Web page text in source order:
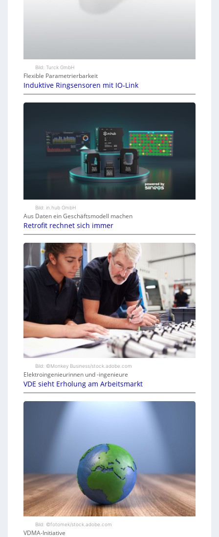
Bild: Turck GmbH
Flexible Parametrierbarkeit
Induktive Ringsensoren mit IO-Link
Bild: in.hub GmbH
Aus Daten ein Geschäftsmodell machen
Retrofit rechnet sich immer
Bild: ©Monkey Business/stock.adobe.com
Elektroingenieurinnen und -ingenieure
VDE sieht Erholung am Arbeitsmarkt
Bild: ©fotomek/stock.adobe.com
VDMA-Initiative